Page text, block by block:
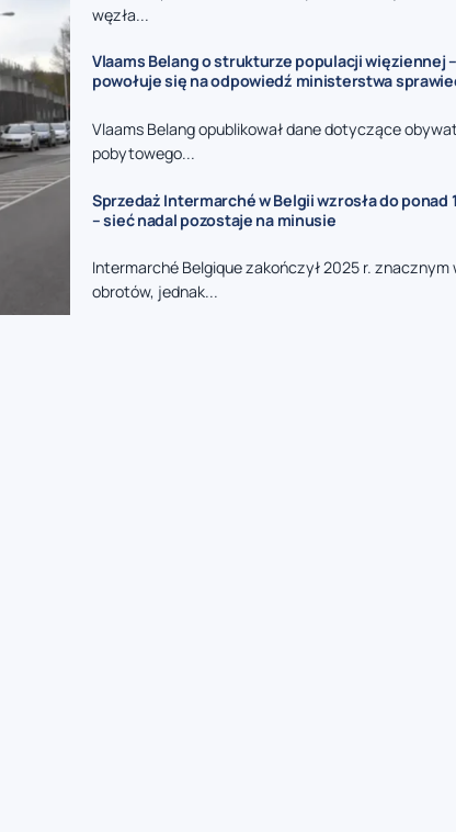
węzła...
Vlaams Belang o strukturze populacji więziennej
powołuje się na odpowiedź ministerstwa
Vlaams Belang opublikował dane dotyczące
pobytowego...
Sprzedaż Intermarché w Belgii wzrosła do ponad
– sieć nadal pozostaje na minusie
Intermarché Belgique zakończył 2025 r.
obrotów, jednak...